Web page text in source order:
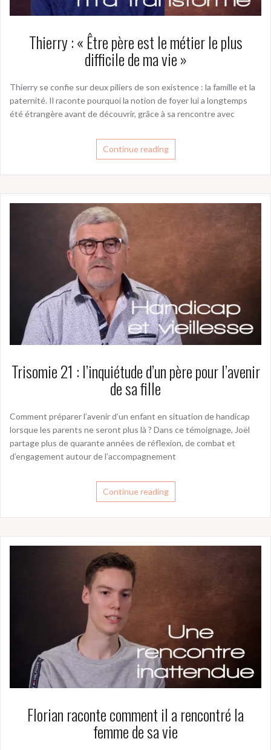
Thierry : « Être père est le métier le plus
difficile de ma vie »
Thierry se confie sur deux piliers de son existence : la famille et la
paternité. Il raconte pourquoi la notion de foyer lui a longtemps
été étrangère avant de découvrir, grâce à sa rencontre avec
Continue reading
Trisomie 21 : l’inquiétude d’un père pour l’avenir
de sa fille
Comment préparer l’avenir d’un enfant en situation de handicap
lorsque les parents ne seront plus là ? Dans ce témoignage, Joël
partage plus de quarante années de réflexion, de combat et
d’engagement autour de l’accompagnement
Continue reading
Florian raconte comment il a rencontré la
femme de sa vie